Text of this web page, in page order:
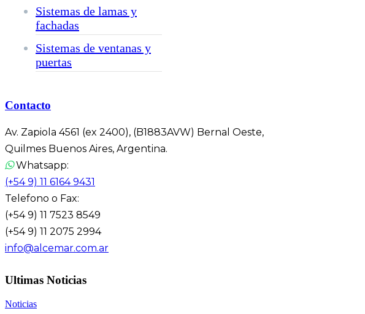
Sistemas de lamas y
fachadas
Sistemas de ventanas y
puertas
Contacto
Av. Zapiola 4561 (ex 2400), (B1883AVW) Bernal Oeste,
Quilmes Buenos Aires, Argentina.
Whatsapp:
(+54 9) 11 6164 9431
Telefono o Fax:
(+54 9) 11 7523 8549
(+54 9) 11 2075 2994
info@alcemar.com.ar
Ultimas Noticias
Noticias